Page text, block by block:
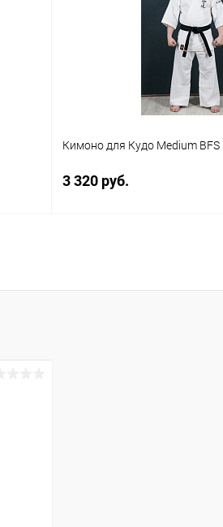
Кимоно для Кудо Medium BFS
3 320 руб.
Купить в 1 клик